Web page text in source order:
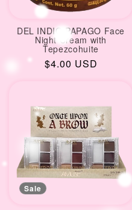
DEL INDIO PAPAGO Face
Night Cream with
Tepezcohuite
Regular
$4.00 USD
Sale